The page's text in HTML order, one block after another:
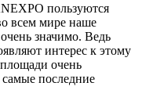
пользуются
всем мире наше
значимо. Ведь
интерес к этому
очень
последние